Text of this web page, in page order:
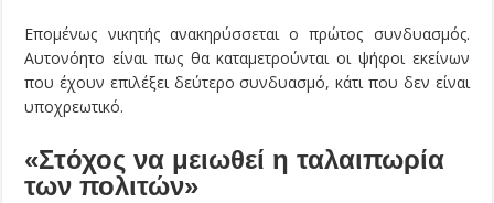
Επομένως νικητής ανακηρύσσεται ο πρώτος συνδυασμός.
Αυτονόητο είναι πως θα καταμετρούνται οι ψήφοι εκείνων
που έχουν επιλέξει δεύτερο συνδυασμό, κάτι που δεν είναι
υποχρεωτικό.
«Στόχος να μειωθεί η ταλαιπωρία
των πολιτών»